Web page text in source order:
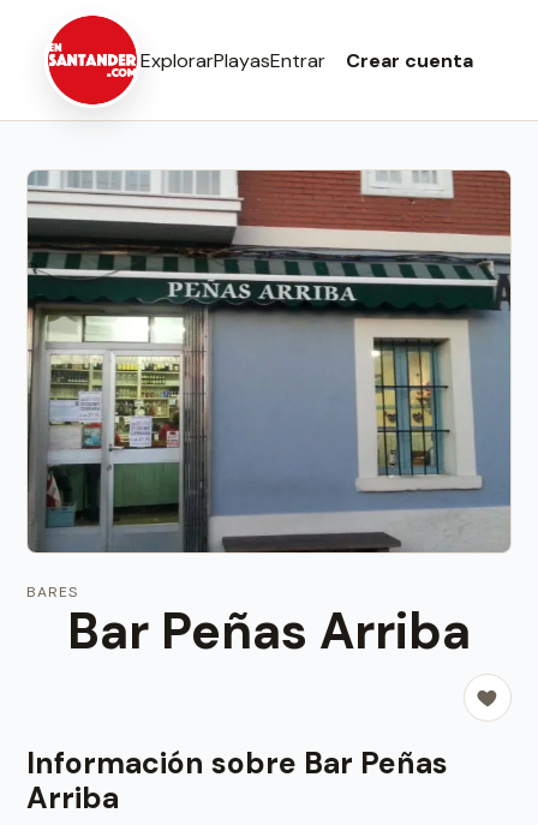
ExplorarPlayasEntrar Crear cuenta
BARES
Bar Peñas Arriba
Información sobre Bar Peñas
Arriba